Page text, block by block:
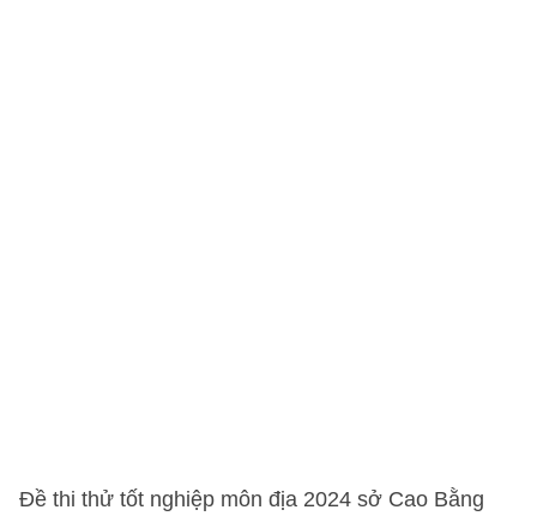
Đề thi thử tốt nghiệp môn địa 2024 sở Cao Bằng